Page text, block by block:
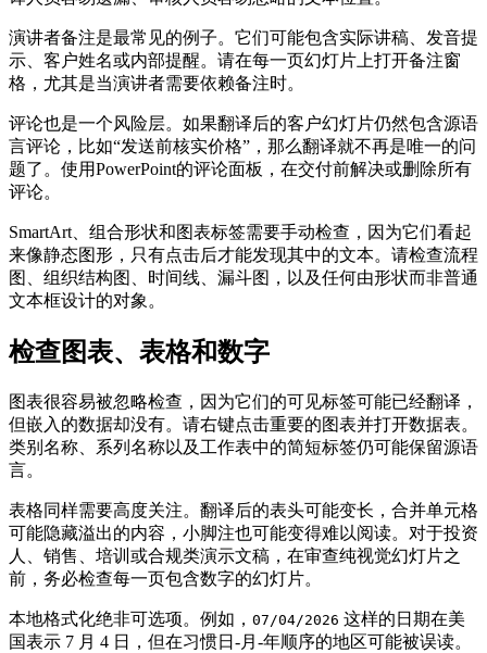
演讲者备注是最常见的例子。它们可能包含实际讲稿、发音提
示、客户姓名或内部提醒。请在每一页幻灯片上打开备注窗
格，尤其是当演讲者需要依赖备注时。
评论也是一个风险层。如果翻译后的客户幻灯片仍然包含源语
言评论，比如“发送前核实价格”，那么翻译就不再是唯一的问
题了。使用PowerPoint的评论面板，在交付前解决或删除所有
评论。
SmartArt、组合形状和图表标签需要手动检查，因为它们看起
来像静态图形，只有点击后才能发现其中的文本。请检查流程
图、组织结构图、时间线、漏斗图，以及任何由形状而非普通
文本框设计的对象。
检查图表、表格和数字
图表很容易被忽略检查，因为它们的可见标签可能已经翻译，
但嵌入的数据却没有。请右键点击重要的图表并打开数据表。
类别名称、系列名称以及工作表中的简短标签仍可能保留源语
言。
表格同样需要高度关注。翻译后的表头可能变长，合并单元格
可能隐藏溢出的内容，小脚注也可能变得难以阅读。对于投资
人、销售、培训或合规类演示文稿，在审查纯视觉幻灯片之
前，务必检查每一页包含数字的幻灯片。
本地格式化绝非可选项。例如， 07/04/2026 这样的日期在美
国表示 7 月 4 日，但在习惯日-月-年顺序的地区可能被误读。